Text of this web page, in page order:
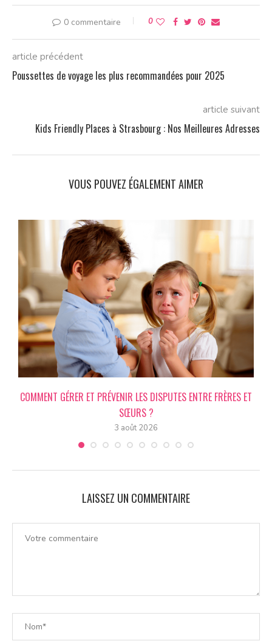
0 commentaire 0
article précédent
Poussettes de voyage les plus recommandées pour 2025
article suivant
Kids Friendly Places à Strasbourg : Nos Meilleures Adresses
VOUS POUVEZ ÉGALEMENT AIMER
COMMENT GÉRER ET PRÉVENIR LES DISPUTES ENTRE FRÈRES ET
SŒURS ?
3 août 2026
LAISSEZ UN COMMENTAIRE